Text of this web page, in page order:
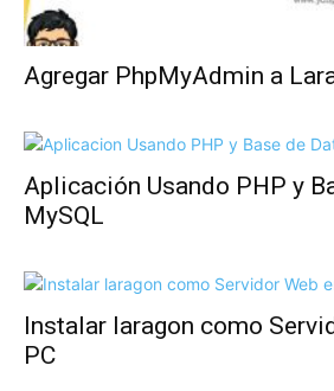
Agregar PhpMyAdmin a
Aplicación Usando PHP y
MySQL
Instalar laragon como
PC